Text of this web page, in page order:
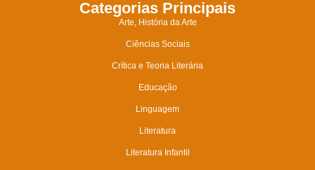
Categorias Principais
Arte, História da Arte
Ciências Sociais
Crítica e Teoria Literária
Educação
Linguagem
Literatura
Literatura Infantil